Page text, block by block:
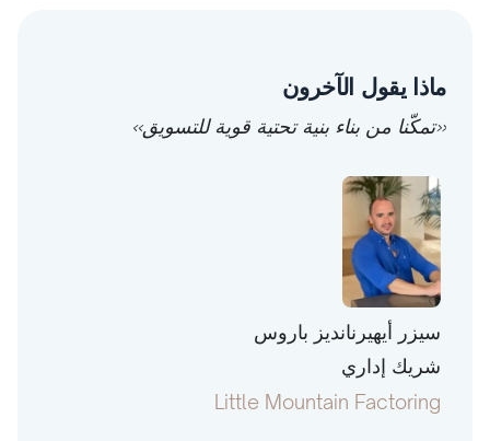
ماذا يقول الآخرون
«تمكّنا من بناء بنية تحتية قوية للتسويق»
سيزر أيهيرنانديز باروس
شريك إداري
Little Mountain Factoring